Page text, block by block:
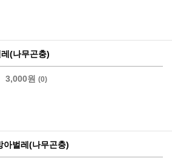
(나무곤충)
3,000원 (0)
아벌레(나무곤충)